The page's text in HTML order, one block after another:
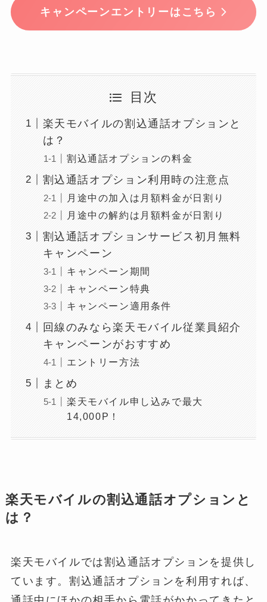
キャンペーンエントリーはこちら
目次
楽天モバイルの割込通話オプションと
は？
割込通話オプションの料金
割込通話オプション利用時の注意点
月途中の加入は月額料金が日割り
月途中の解約は月額料金が日割り
割込通話オプションサービス初月無料
キャンペーン
キャンペーン期間
キャンペーン特典
キャンペーン適用条件
回線のみなら楽天モバイル従業員紹介
キャンペーンがおすすめ
エントリー方法
まとめ
楽天モバイル申し込みで最大
14,000P！
楽天モバイルの割込通話オプションと
は？
楽天モバイルでは割込通話オプションを提供し
ています。割込通話オプションを利用すれば、